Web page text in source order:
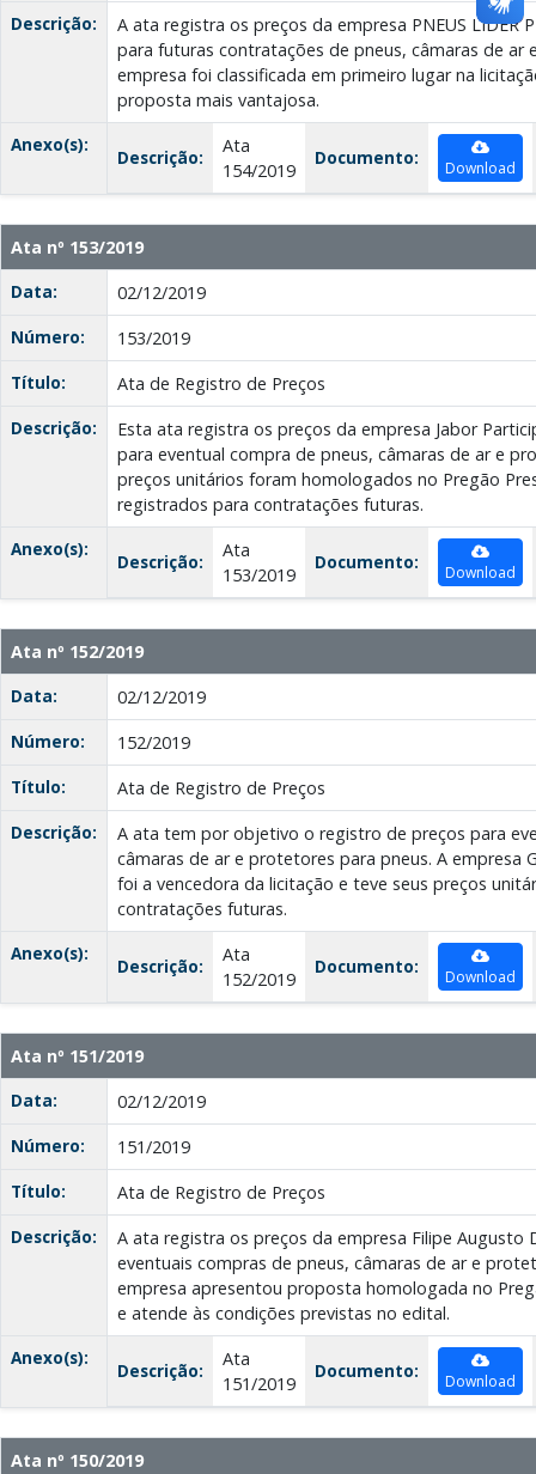
Descrição:
A ata registra os preços da empresa PNEUS LIDER
para futuras contratações de pneus, câmaras de ar
empresa foi classificada em primeiro lugar na
proposta mais vantajosa.
Anexo(s):
Descrição:
Ata
154/2019
Documento: Download
Ata nº 153/2019
Data:
02/12/2019
Número:
153/2019
Título:
Ata de Registro de Preços
Descrição:
Esta ata registra os preços da empresa Jabor
para eventual compra de pneus, câmaras de ar e
preços unitários foram homologados no Pregão
registrados para contratações futuras.
Anexo(s):
Descrição:
Ata
153/2019
Documento: Download
Ata nº 152/2019
Data:
02/12/2019
Número:
152/2019
Título:
Ata de Registro de Preços
Descrição:
A ata tem por objetivo o registro de preços para
câmaras de ar e protetores para pneus. A empresa
foi a vencedora da licitação e teve seus preços
contratações futuras.
Anexo(s):
Descrição:
Ata
152/2019
Documento: Download
Ata nº 151/2019
Data:
02/12/2019
Número:
151/2019
Título:
Ata de Registro de Preços
Descrição:
A ata registra os preços da empresa Filipe Augusto
eventuais compras de pneus, câmaras de ar e
empresa apresentou proposta homologada no
e atende às condições previstas no edital.
Anexo(s):
Descrição:
Ata
151/2019
Documento: Download
Ata nº 150/2019